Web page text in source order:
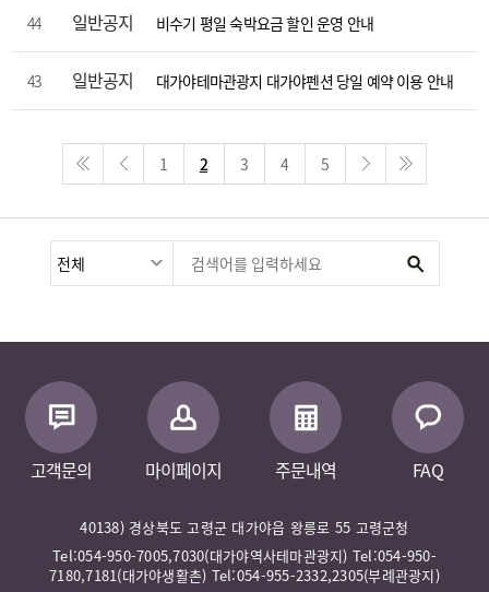
44 일반공지 비수기 평일 숙박요금 할인 운영 안내
43 일반공지 대가야테마관광지 대가야펜션 당일 예약 이용 안내
1 2 3 4 5
고객문의 마이페이지 주문내역 FAQ
40138) 경상북도 고령군 대가야읍 왕릉로 55 고령군청
Tel:054-950-7005,7030(대가야역사테마관광지) Tel:054-950-
7180,7181(대가야생활촌) Tel:054-955-2332,2305(부례관광지)